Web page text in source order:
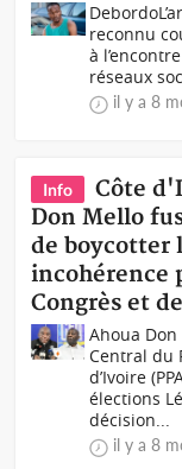
reconnu
à
réseaux
il y a 8
Info
Côte
Don Mello
de boycotter
incohérence
Congrès et
Ahoua
Central du
d’Ivoire
élections
décision...
il y a 8